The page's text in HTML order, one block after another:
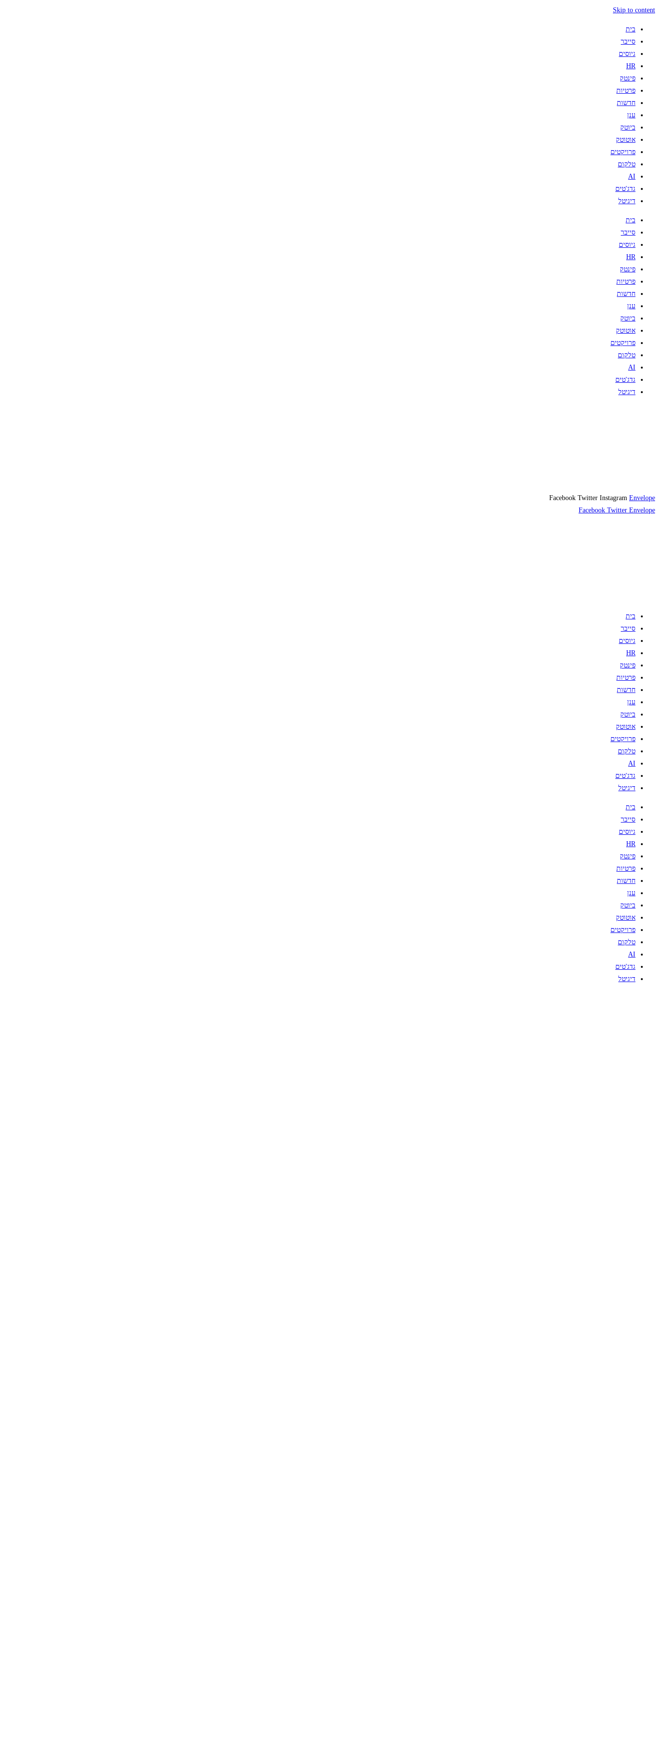
Skip to content
בית
סייבר
גיוסים
HR
פינטק
פרטיות
חדשות
ענן
ביוטק
אוטוטק
פרויקטים
טלקום
AI
גדג'טים
דיגיטל
בית
סייבר
גיוסים
HR
פינטק
פרטיות
חדשות
ענן
ביוטק
אוטוטק
פרויקטים
טלקום
AI
גדג'טים
דיגיטל
Facebook Twitter Instagram Envelope
Facebook Twitter Envelope
בית
סייבר
גיוסים
HR
פינטק
פרטיות
חדשות
ענן
ביוטק
אוטוטק
פרויקטים
טלקום
AI
גדג'טים
דיגיטל
בית
סייבר
גיוסים
HR
פינטק
פרטיות
חדשות
ענן
ביוטק
אוטוטק
פרויקטים
טלקום
AI
גדג'טים
דיגיטל